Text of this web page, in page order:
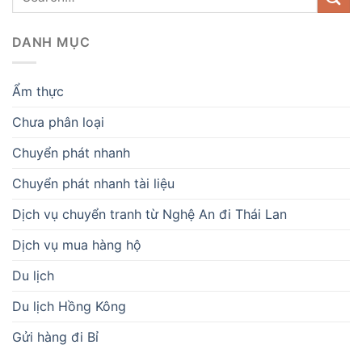
DANH MỤC
Ẩm thực
Chưa phân loại
Chuyển phát nhanh
Chuyển phát nhanh tài liệu
Dịch vụ chuyển tranh từ Nghệ An đi Thái Lan
Dịch vụ mua hàng hộ
Du lịch
Du lịch Hồng Kông
Gửi hàng đi Bỉ